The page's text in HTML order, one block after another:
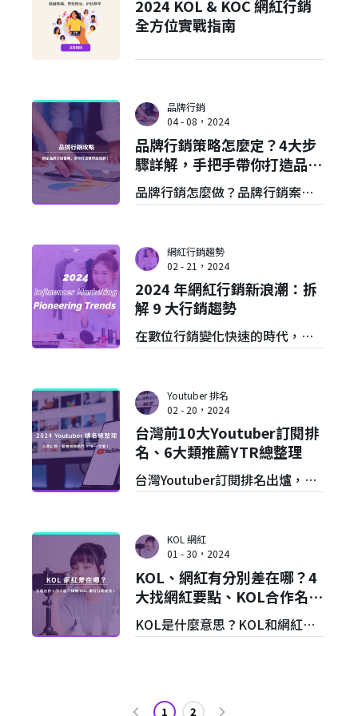
為電商品牌亟需突破的難題。
VGV Media Asia 將深入剖析電商
行銷的十大策略，哪些策略是當
2024 KOL & KOC 網紅行銷
全方位實戰指南
品牌行銷
04 - 08，2024
品牌行銷策略怎麼定？4大步
驟詳解，手把手帶你打造品牌
形象！
品牌行銷怎麼做？品牌行銷案例
念、3個分析工具、4大品牌行銷
策略步驟，也分享4個品牌行銷公
司挑選原則！如有行銷相關問
題，品牌行銷公司推薦找VGV，
幫你發揮品牌影響力！
網紅行銷趨勢
02 - 21，2024
2024 年網紅行銷新浪潮：拆
解 9 大行銷趨勢
在數位行銷變化快速的時代，網
眾不可或缺的角色。
根據最新的 Influencer
Marketing Hub 調查，有 85%
的行銷人員今年將投資網紅行
銷，這比例相較去年有成長。這
實際上都取得令人滿意的成果，
今年預計有 60% 品牌將提高在網
紅行銷的預算。
隨著越來越多品牌加入戰局，我
們必須更加精準運用趨勢，達成
Youtuber 排名
02 - 20，2024
台灣前10大Youtuber訂閱排
名、6大類推薦YTR總整理
台灣Youtuber訂閱排名出爐，百
2024年台灣Youtuber排名與10大
熱門影片，精選6大領域Youtuber
推薦名單，並公開6種YTR收入來
源與你分享！
KOL 網紅
01 - 30，2024
KOL、網紅有分別差在哪？4
大找網紅要點、KOL合作名單
指南
KOL是什麼意思？KOL和網紅分
網紅／KOL的4大合作要點，並統
1 2